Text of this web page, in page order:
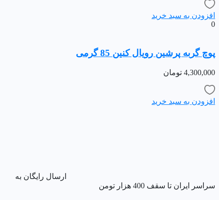
افزودن به سبد خرید
0
پوچ گربه پرشین رویال کنین 85 گرمی
4,300,000 تومان
افزودن به سبد خرید
ارسال رایگان به
سراسر ایران تا سقف 400 هزار تومن